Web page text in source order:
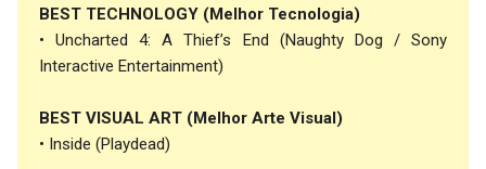
BEST TECHNOLOGY (Melhor Tecnologia)
• Uncharted 4: A Thief’s End (Naughty Dog / Sony
Interactive Entertainment)
BEST VISUAL ART (Melhor Arte Visual)
• Inside (Playdead)